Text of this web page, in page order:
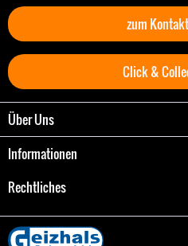
zum
Click &
Über Uns
Informationen
Rechtliches